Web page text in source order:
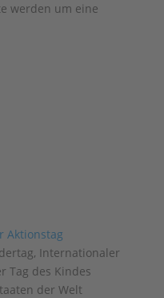
werden um eine
Internationaler
Tag des Kindes
der Welt